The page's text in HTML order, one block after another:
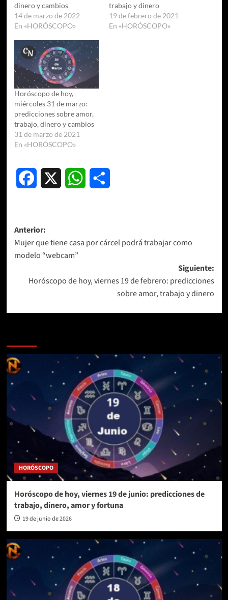
dinero y cambios
14 de marzo de 2022
En «HORÓSCOPO»
trabajo y dinero
19 de febrero de 2021
En «HORÓSCOPO»
Horóscopo de hoy,
miércoles 31 de marzo:
predicciones sobre amor,
trabajo, dinero y cambios
31 de marzo de 2021
En «HORÓSCOPO»
Facebook WhatsApp
Navegación
de
entradas
Anterior:
Mujer que tiene casa por cárcel podrá trabajar como
modelo “webcam”
Siguiente:
Horóscopo de hoy, viernes 19 de febrero: predicciones
sobre amor, trabajo y dinero
HORÓSCOPO
Horóscopo de hoy, viernes 19 de junio: predicciones de
trabajo, dinero, amor y fortuna
19 de junio de 2026